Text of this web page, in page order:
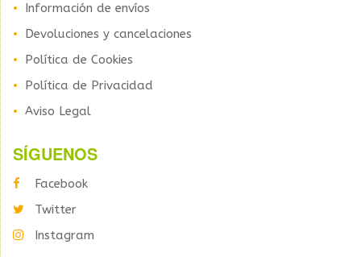
Información de envíos
Devoluciones y cancelaciones
Política de Cookies
Política de Privacidad
Aviso Legal
SÍGUENOS
Facebook
Twitter
Instagram